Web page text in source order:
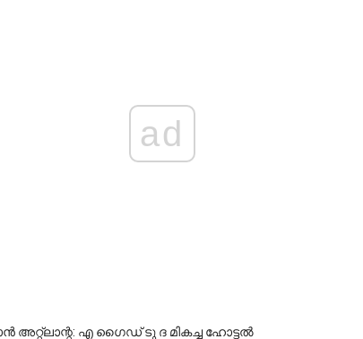
ad
അറ്റ്ലാന്റ: എ ഗൈഡ് ടു ദ മികച്ച ഹോട്ടൽ